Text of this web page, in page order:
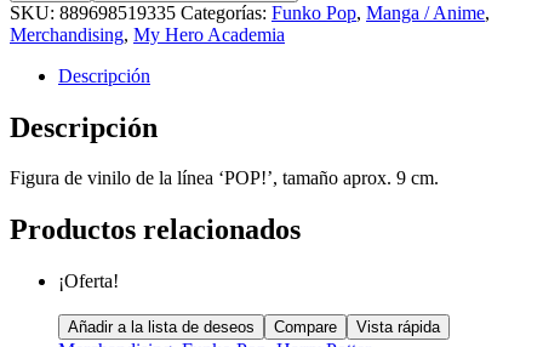
SKU: 889698519335 Categorías: Funko Pop, Manga / Anime,
Merchandising, My Hero Academia
Descripción
Descripción
Figura de vinilo de la línea ‘POP!’, tamaño aprox. 9 cm.
Productos relacionados
¡Oferta!
Añadir a la lista de deseos Compare Vista rápida